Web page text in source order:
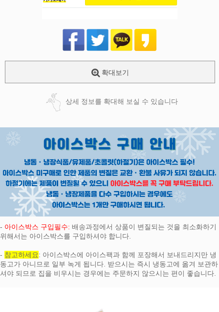
페이코 ID로
PAYCO 바로
확대보기
상세 정보를 확대해 보실 수 있습니다
- 아이스박스 구입필수: 배송과정에서 상품이 변질되는 것을 최소화하기
위해서는 아이스박스를 구입하셔야 합니다.
- 참고하세요: 아이스박스에 아이스팩과 함께 포장해서 보내드리지만 냉
동고가 아니므로 일부 녹게 됩니다. 받으시는 즉시 냉동고에 옮겨 보관하
셔야 되므로 집을 비우시는 경우에는 주문하지 않으시는 편이 좋습니다.